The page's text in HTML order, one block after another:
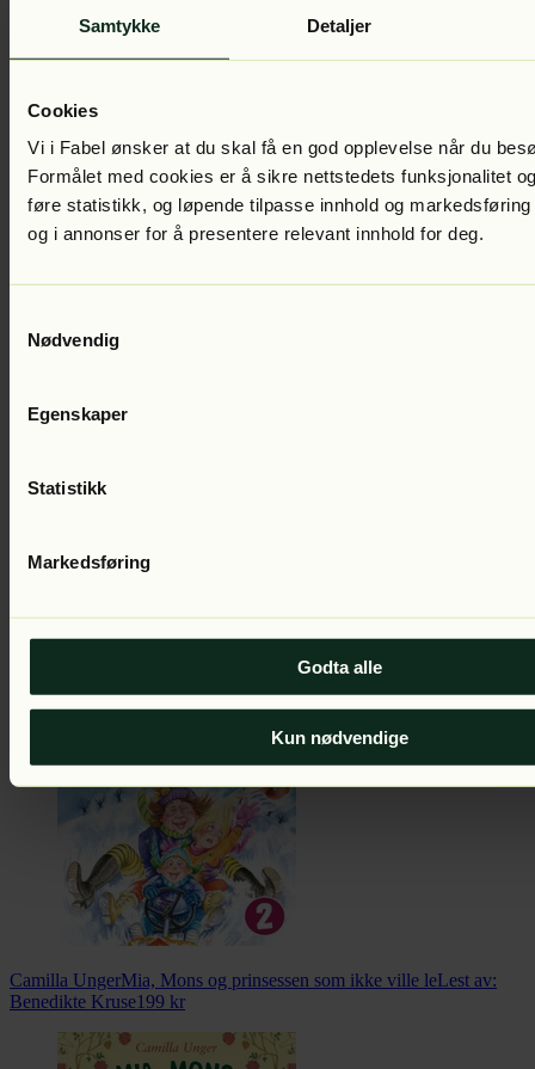
Samtykke Detaljer
Cookies
Vi i Fabel ønsker at du skal få en god opplevelse når du
Formålet med cookies er å sikre nettstedets funksjonalitet
føre statistikk, og løpende tilpasse innhold og markedsføring
og i annonser for å presentere relevant innhold for deg.
Nødvendig
Egenskaper
Statistikk
Markedsføring
Godta alle
Kun nødvendige
Camilla UngerMia og Mons og sjørøverskattenLest av:
Camilla Unger
Camilla UngerMia, Mons og prinsessen som ikke ville leLest av:
Benedikte Kruse199 kr